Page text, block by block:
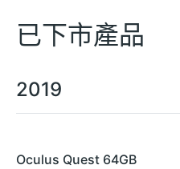
已下市產品
2019
Oculus Quest 64GB